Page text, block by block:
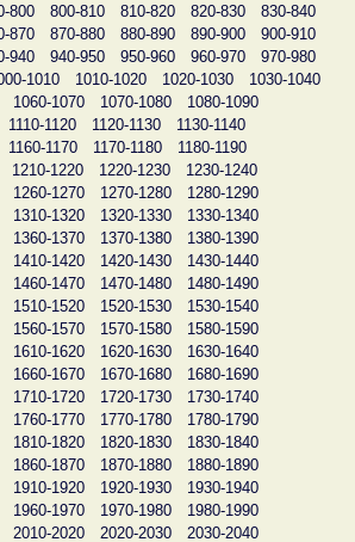
800 800-810 810-820 820-830
830-840
870 870-880 880-890 890-900
900-910
940 940-950 950-960 960-970
970-980
1010 1010-1020 1020-1030
1030-1040
1060-1070 1070-1080
1080-1090
1110-1120 1120-1130
1130-1140
1160-1170 1170-1180
1180-1190
1210-1220 1220-1230
1230-1240
1260-1270 1270-1280
1280-1290
1310-1320 1320-1330
1330-1340
1360-1370 1370-1380
1380-1390
1410-1420 1420-1430
1430-1440
1460-1470 1470-1480
1480-1490
1510-1520 1520-1530
1530-1540
1560-1570 1570-1580
1580-1590
1610-1620 1620-1630
1630-1640
1660-1670 1670-1680
1680-1690
1710-1720 1720-1730
1730-1740
1760-1770 1770-1780
1780-1790
1810-1820 1820-1830
1830-1840
1860-1870 1870-1880
1880-1890
1910-1920 1920-1930
1930-1940
1960-1970 1970-1980
1980-1990
2010-2020 2020-2030
2030-2040